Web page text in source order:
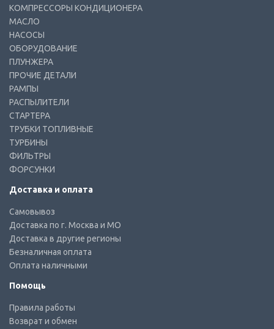
КОМПРЕССОРЫ КОНДИЦИОНЕРА
МАСЛО
НАСОСЫ
ОБОРУДОВАНИЕ
ПЛУНЖЕРА
ПРОЧИЕ ДЕТАЛИ
РАМПЫ
РАСПЫЛИТЕЛИ
СТАРТЕРА
ТРУБКИ ТОПЛИВНЫЕ
ТУРБИНЫ
ФИЛЬТРЫ
ФОРСУНКИ
Доставка и оплата
Самовывоз
Доставка по г. Москва и МО
Доставка в другие регионы
Безналичная оплата
Оплата наличными
Помощь
Правила работы
Возврат и обмен